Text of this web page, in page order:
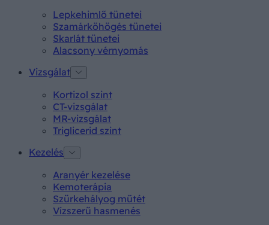
Lepkehimlő tünetei
Szamárköhögés tünetei
Skarlát tünetei
Alacsony vérnyomás
Vizsgálat
Kortizol szint
CT-vizsgálat
MR-vizsgálat
Triglicerid szint
Kezelés
Aranyér kezelése
Kemoterápia
Szürkehályog műtét
Vízszerű hasmenés